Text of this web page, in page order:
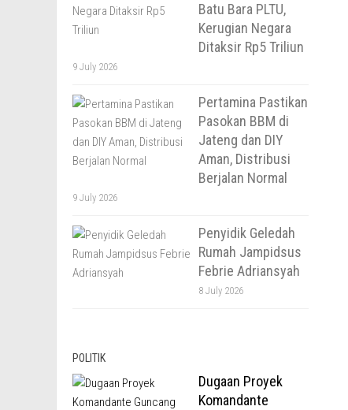
Batu Bara PLTU,
Kerugian Negara
Ditaksir Rp5 Triliun
9 July 2026
Pertamina Pastikan
Pasokan BBM di
Jateng dan DIY
Aman, Distribusi
Berjalan Normal
9 July 2026
Penyidik Geledah
Rumah Jampidsus
Febrie Adriansyah
8 July 2026
POLITIK
Dugaan Proyek
Komandante